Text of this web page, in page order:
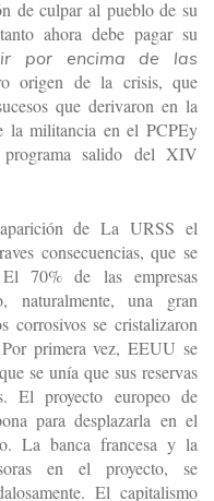
de culpar al pueblo de su
ahora debe pagar su
por encima de las
origen de la crisis, que
que derivaron en la
la militancia en el PCPEy
salido del XIV
de La URSS el
consecuencias, que se
70% de las empresas
naturalmente, una gran
corrosivos se cristalizaron
primera vez, EEUU se
se unía que sus reservas
El proyecto europeo de
para desplazarla en el
La banca francesa y la
en el proyecto, se
El capitalismo